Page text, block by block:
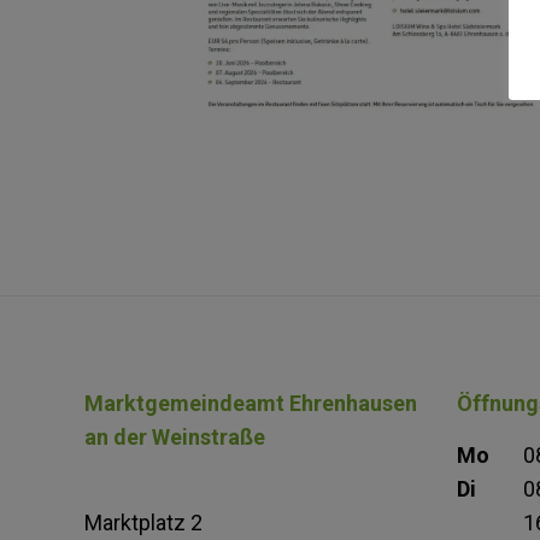
Marktgemeindeamt Ehrenhausen
an der Weinstraße
Marktplatz 2
Mo
Di